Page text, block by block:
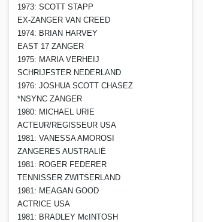
1973: SCOTT STAPP
EX-ZANGER VAN CREED
1974: BRIAN HARVEY
EAST 17 ZANGER
1975: MARIA VERHEIJ
SCHRIJFSTER NEDERLAND
1976: JOSHUA SCOTT CHASEZ
*NSYNC ZANGER
1980: MICHAEL URIE
ACTEUR/REGISSEUR USA
1981: VANESSA AMOROSI
ZANGERES AUSTRALIË
1981: ROGER FEDERER
TENNISSER ZWITSERLAND
1981: MEAGAN GOOD
ACTRICE USA
1981: BRADLEY McINTOSH